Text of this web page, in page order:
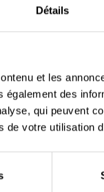
Détails
et les
des
qui peuvent
de votre utilisation
Peter